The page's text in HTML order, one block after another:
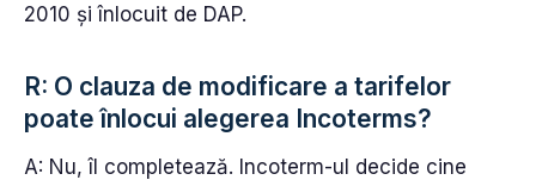
2010 și înlocuit de DAP.
R: O clauza de modificare a tarifelor
poate înlocui alegerea Incoterms?
A: Nu, îl completează. Incoterm-ul decide cine